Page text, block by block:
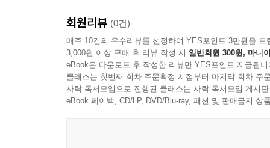
5장 내러티브와 몰입의 연결
내러티브의 역할과 적용 범위
사용자 행동이 이야기에 미치는 방식
시점과 거리감의 조절
사건 전개와 상호작용의 결합
회원리뷰 (0건)
매주 10건의 우수리뷰를 선정하여 YES포인트 3만원을 드
3,000원 이상 구매 후 리뷰 작성 시 일반회원 300원, 마니
eBook은 다운로드 후 작성한 리뷰만 YES포인트 지급됩니
클래스는 첫번째 회차 주문확정 시점부터 마지막 회차 주
사락 독서모임으로 진행된 클래스는 사락 독서모임 게시
eBook 페이백, CD/LP, DVD/Blu-ray, 패션 및 판매금지 상